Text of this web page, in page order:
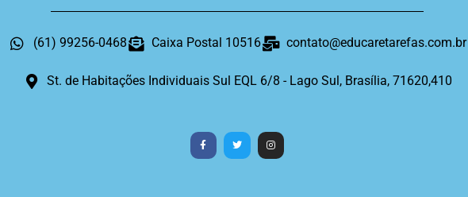
(61) 99256-0468 Caixa Postal 10516 contato@educaretarefas.com.br
St. de Habitações Individuais Sul EQL 6/8 - Lago Sul, Brasília, 71620,410